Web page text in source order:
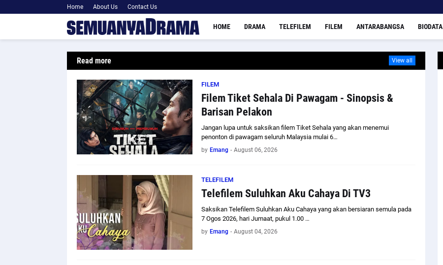
Home About Us Contact Us
HOME DRAMA TELEFILEM FILEM ANTARABANGSA BIODATA
Read more View all
FILEM
Filem Tiket Sehala Di Pawagam - Sinopsis &
Barisan Pelakon
Jangan lupa untuk saksikan filem Tiket Sehala yang akan menemui
penonton di pawagam seluruh Malaysia mulai 6…
by Emang - August 06, 2026
TELEFILEM
Telefilem Suluhkan Aku Cahaya Di TV3
Saksikan Telefilem Suluhkan Aku Cahaya yang akan bersiaran semula pada
7 Ogos 2026, hari Jumaat, pukul 1.00 …
by Emang - August 04, 2026